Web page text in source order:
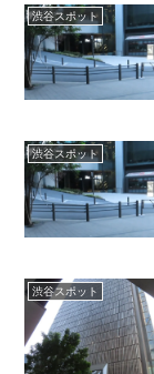
渋谷スポット
渋谷スポット
渋谷スポット